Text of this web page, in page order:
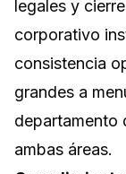
legales y
corporativo
consistencia
grandes a
departamento
ambas áreas.